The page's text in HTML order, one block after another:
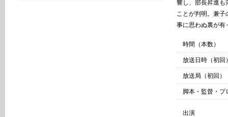
響し、部長昇進も
ことが判明。兼
事に思わぬ裏が
時間（本数）
放送日時（初回
放送局（初回）
脚本・監督・プ
出演